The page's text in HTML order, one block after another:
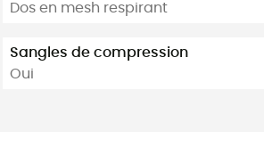
Dos en mesh respirant
Sangles de compression
Oui